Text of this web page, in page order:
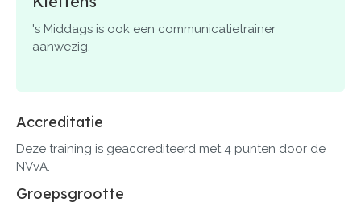
's Middags is ook een communicatietrainer
aanwezig.
Accreditatie
Deze training is geaccrediteerd met 4 punten door de
NVvA.
Groepsgrootte